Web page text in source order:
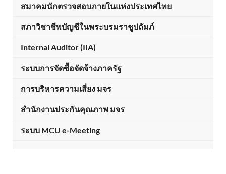
สมาคมนักตรวจสอบภายในแห่งประเทศไทย
สภาวิชาชีพบัญชีในพระบรมราชูปถัมภ์
Internal Auditor (IIA)
ระบบการจัดซื้อจัดจ้างภาครัฐ
การบริหารความเสี่ยง มจร
สำนักงานประกันคุณภาพ มจร
ระบบ MCU e-Meeting